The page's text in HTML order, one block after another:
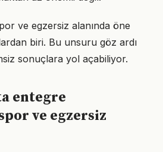
ve egzersiz alanında öne
biri. Bu unsuru göz ardı
sonuçlara yol açabiliyor.
entegre
ve egzersiz